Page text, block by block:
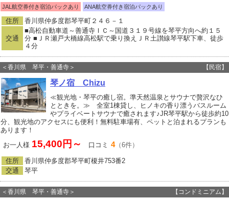
JAL航空券付き宿泊パックあり ANA航空券付き宿泊パックあり
住所 香川県仲多度郡琴平町２４６－１
交通
■高松自動車道～善通寺ＩＣ～国道３１９号線を琴平方向へ約１５
分 ■ＪＲ瀬戸大橋線高松駅で乗り換えＪＲ土讃線琴平駅下車、徒歩
４分
＜香川県 琴平・善通寺＞ 【民宿】
琴ノ宿 Chizu
≪観光地・琴平の癒し宿。準天然温泉とサウナで贅沢なひ
とときを。≫ 全室1棟貸し、ヒノキの香り漂うバスルーム
やプライベートサウナで癒されます♪JR琴平駅から徒歩約10
分、観光地のアクセスにも便利！無料駐車場有、ペットと泊まれるプランも
あります！
お一人様 15,400円～ 口コミ 4（6件）
住所
香川県仲多度郡琴平町榎井753番2
交通
琴平
＜香川県 琴平・善通寺＞ 【コンドミニアム】